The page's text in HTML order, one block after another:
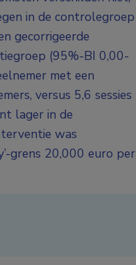
in de controlegroep
gecorrigeerde
(95%-BI 0,00-
met een
versus 5,6 sessies
lager in de
was
grens 20,000 euro per